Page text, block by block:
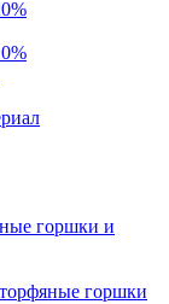
горшки и
горшки